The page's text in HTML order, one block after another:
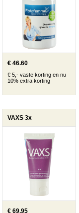
€ 46.60
€ 5,- vaste korting en nu
10% extra korting
VAXS 3x
€ 69.95